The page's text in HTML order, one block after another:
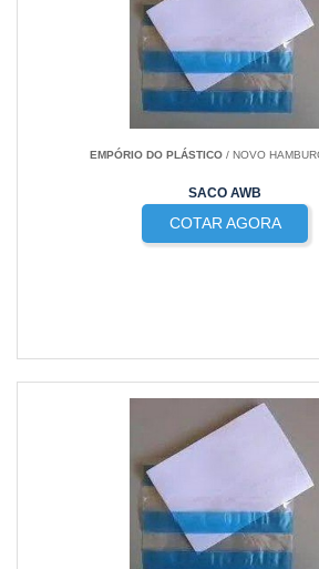
EMPÓRIO DO PLÁSTICO / NOVO
SACO AWB
COTAR AGORA